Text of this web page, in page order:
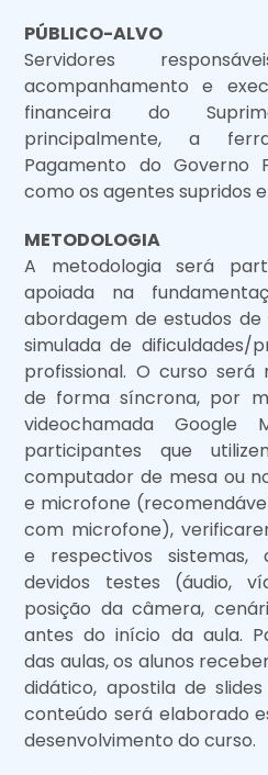
PÚBLICO-ALVO
Servidores
acompanhamento e
financeira do
principalmente, a
Pagamento do Governo
como os agentes supridos
METODOLOGIA
A metodologia será
apoiada na
abordagem de estudos
simulada de dificuldades/
profissional. O curso será
de forma síncrona, por
videochamada Google
participantes que
computador de mesa ou
e microfone
com microfone),
e respectivos
devidos testes (áudio,
posição da câmera,
antes do início da aula.
das aulas, os alunos
didático, apostila de
conteúdo será elaborado
desenvolvimento do curso.